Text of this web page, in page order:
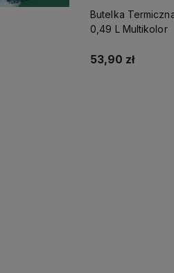
Butelka
0,49 L Multikolor
53,90 zł